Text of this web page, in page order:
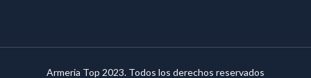
Armeria Top 2023. Todos los derechos reservados